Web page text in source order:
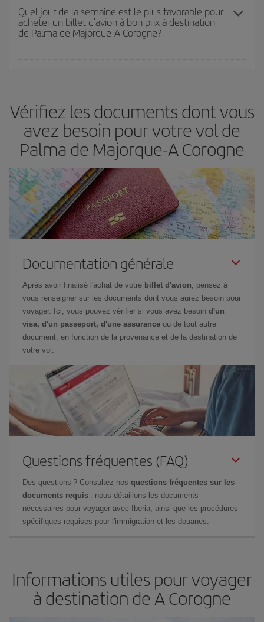
en fonction de vos besoins. Avec le tarif Basic, vous êtes certain
d'acheter le vol le moins cher.
Quel jour de la semaine est le plus favorable pour
acheter un billet d'avion à bon prix à destination
de Palma de Majorque-A Corogne?
billets, plus vous bénéficiez de prix économiques. De plus, en
restant flexible sur les dates et les horaires de vol lors de votre
recherche, vous pourrezchoisir le prix le plus économique.
Vérifiez les documents dont vous
avez besoin pour votre vol de
Palma de Majorque-A Corogne
Documentation générale
Après avoir finalisé l'achat de votre billet d'avion, pensez à
vous renseigner sur les documents dont vous aurez besoin pour
voyager. Ici, vous pouvez vérifier si vous avez besoin d'un
visa, d'un passeport, d'une assurance ou de tout autre
document, en fonction de la provenance et de la destination de
votre vol.
Questions fréquentes (FAQ)
Des questions ? Consultez nos questions fréquentes sur les
documents requis : nous détaillons les documents
nécessaires pour voyager avec Iberia, ainsi que les procédures
spécifiques requises pour l'immigration et les douanes.
Informations utiles pour voyager
à destination de A Corogne